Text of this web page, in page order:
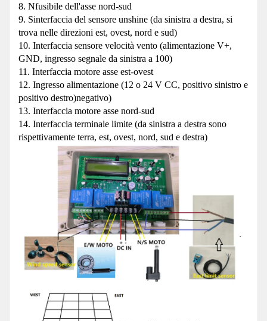
8. Nfusibile dell'asse nord-sud
9. Sinterfaccia del sensore unshine (da sinistra a destra, si
trova nelle direzioni est, ovest, nord e sud)
10. Interfaccia sensore velocità vento (alimentazione V+,
GND, ingresso segnale da sinistra a 100)
11. Interfaccia motore asse est-ovest
12. Ingresso alimentazione (12 o 24 V CC, positivo sinistro e
positivo destro)negativo)
13. Interfaccia motore asse nord-sud
14. Interfaccia terminale limite (da sinistra a destra sono
rispettivamente terra, est, ovest, nord, sud e destra)